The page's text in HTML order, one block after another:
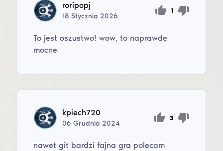
roripopj
18Stycznia 2026
1
To jest oszustwo! wow, to naprawdę
mocne
kpiech720
06Grudnia 2024
3
nawet git bardzi fajna gra polecam